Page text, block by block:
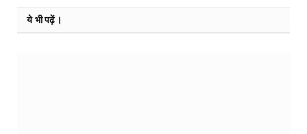
ये भी पढ़ें।